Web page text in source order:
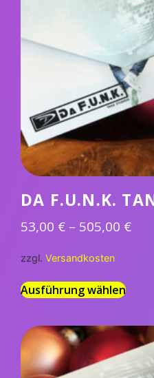
DA F.U.N.K.
53,00 € – 505,00 €
zzgl. Versandkosten
Ausführung wählen